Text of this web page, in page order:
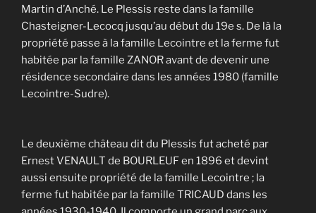
Martin d’Anché. Le Plessis reste dans la famille
Chasteigner-Lecocq jusqu’au début du 19e s. De là la
propriété passe à la famille Lecointre et la ferme fut
habitée par la famille ZANOR avant de devenir une
résidence secondaire dans les années 1980 (famille
Lecointre-Sudre).
Le deuxième château dit du Plessis fut acheté par
Ernest VENAULT de BOURLEUF en 1896 et devint
aussi ensuite propriété de la famille Lecointre ; la
ferme fut habitée par la famille TRICAUD dans les